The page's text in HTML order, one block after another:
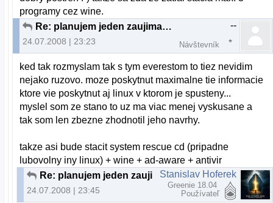
programy cez wine.
Re: planujem jeden zaujimavy projekt...
24.07.2008 | 23:23
--
Návštevník
ked tak rozmyslam tak s tym everestom to tiez nevidim
nejako ruzovo. moze poskytnut maximalne tie informacie
ktore vie poskytnut aj linux v ktorom je spusteny...
myslel som ze stano to uz ma viac menej vyskusane a
tak som len zbezne zhodnotil jeho navrhy.
takze asi bude stacit system rescue cd (pripadne
lubovolny iny linux) + wine + ad-aware + antivir
Re: planujem jeden zaujimavy projekt...
24.07.2008 | 23:45
Stanislav Hoferek
Greenie 18.04
Používateľ